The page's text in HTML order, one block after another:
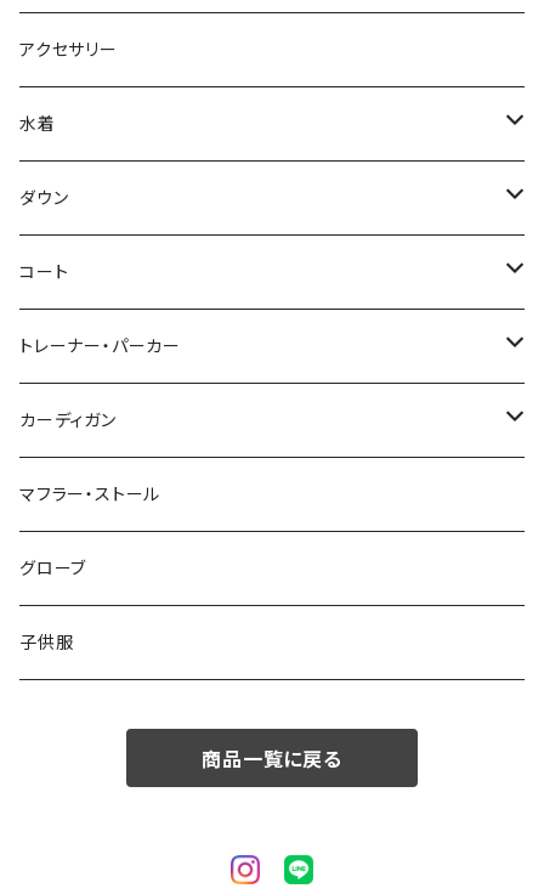
アクセサリー
水着
～44/S
46/M
48/L
50/XL～
ダウン
～44/S
46/M
48/L
50/XL～
コート
～44/S
46/M
48/L
50/XL～
トレーナー・パーカー
～44/S
46/M
48/L
50/XL～
カーディガン
～44/S
46/M
48/L
マフラー・ストール
グローブ
子供服
商品一覧に戻る